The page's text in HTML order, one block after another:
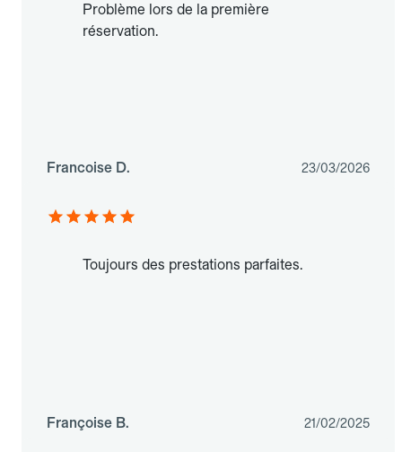
Problème lors de la première
réservation.
Francoise D. 23/03/2026
Toujours des prestations parfaites.
Françoise B. 21/02/2025